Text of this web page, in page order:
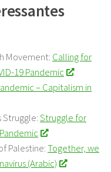
Movement: Calling for
19 Pandemic
– Capitalism in
Struggle:Struggle for
Palestine:Together, we
(Arabic)